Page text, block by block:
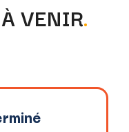
VENIR.